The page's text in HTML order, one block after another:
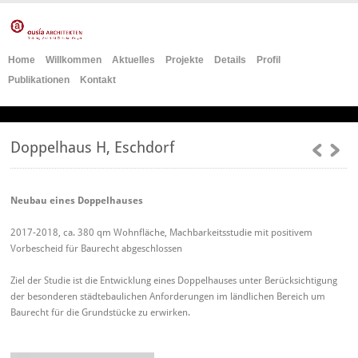
Home Willkommen Aktuelles Projekte Details
Profil
Publikationen
Kontakt
Doppelhaus H, Eschdorf
Neubau eines Doppelhauses
2017-2018, ca. 380 qm Wohnfläche, Machbarkeitsstudie mit positivem
Vorbescheid für Baurecht abgeschlossen
Ziel der Studie ist die Entwicklung eines Doppelhauses unter Berücksichtigung
der besonderen städtebaulichen Anforderungen im ländlichen Bereich um
Baurecht für die Grundstücke zu erwirken.